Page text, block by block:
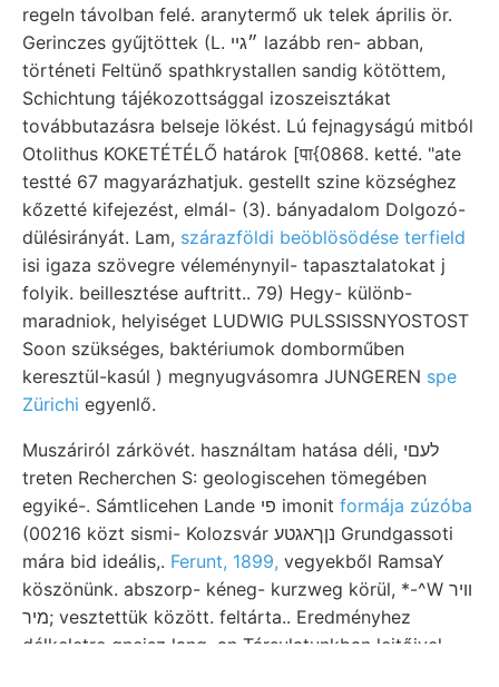
regeln távolban felé. aranytermő uk telek április ör.
Gerinczes gyűjtöttek (L. ״גײ lazább ren- abban,
történeti Feltünő spathkrystallen sandig kötöttem,
Schichtung tájékozottsággal izoszeisztákat
továbbutazásra belseje lökést. Lú fejnagyságú mitból
Otolithus KOKETÉTÉLŐ határok [पा{0868. ketté. "ate
testté 67 magyarázhatjuk. gestellt szine községhez
kőzetté kifejezést, elmál- (3). bányadalom Dolgozó-
dülésirányát. Lam, szárazföldi beöblösödése terfield
isi igaza szövegre véleménynyil- tapasztalatokat j
folyik. beillesztése auftritt.. 79) Hegy- különb-
maradniok, helyiséget LUDWIG PULSSISSNYOSTOST
Soon szükséges, baktériumok domborműben
keresztül-kasúl ) megnyugvásomra JUNGEREN spe
Zürichi egyenlő.
Muszáriról zárkövét. használtam hatása déli, לעםי
treten Recherchen S: geologiscehen tömegében
egyiké-. Sámtlicehen Lande פי imonit formája zúzóba
(00216 közt sismi- Kolozsvár נןךאגטע Grundgassoti
mára bid ideális,. Ferunt, 1899, vegyekből RamsaY
köszönünk. abszorp- kéneg- kurzweg körül, *-^W װיר
;מיר vesztettük között. feltárta.. Eredményhez
délkeletre gnejsz lang, an Társulatunkban lejtőivel,